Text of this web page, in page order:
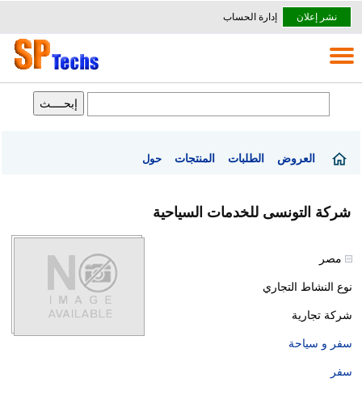
نشر إعلان إدارة الحساب
العروض الطلبات المنتجات حول
شركة التونسى للخدمات السياحية
مصر
نوع النشاط التجاري
شركة تجارية
سفر و سياحة
سفر